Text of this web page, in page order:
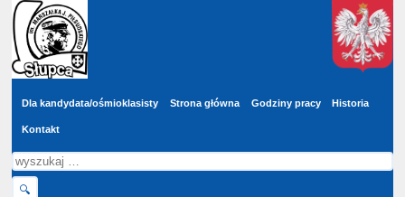
Przejdź do głównej treści
Dla kandydata/ośmioklasisty Strona główna Godziny pracy Historia
Kontakt
Wyszukaj
w
serwisie
Szukaj
🔍